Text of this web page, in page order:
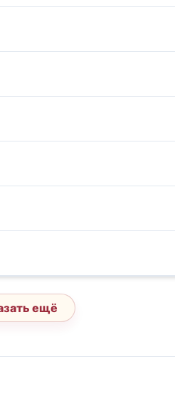
ещё